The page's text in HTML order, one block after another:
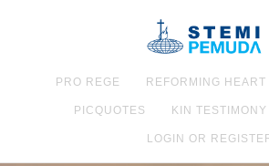
PRO REGE REFORMING HEART
PICQUOTES KIN TESTIMONY
LOGIN OR